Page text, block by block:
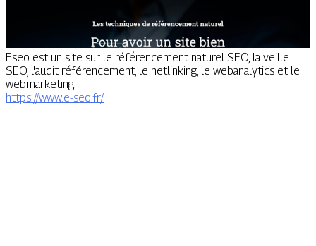
Eseo est un site sur le référencement naturel SEO, la veille
SEO, l'audit référencement, le netlinking, le webanalytics et le
webmarketing.
https://www.e-seo.fr/